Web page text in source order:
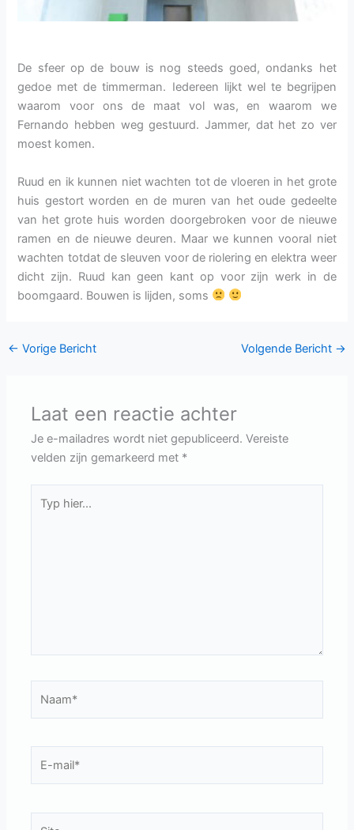
De sfeer op de bouw is nog steeds goed, ondanks het
gedoe met de timmerman. Iedereen lijkt wel te begrijpen
waarom voor ons de maat vol was, en waarom we
Fernando hebben weg gestuurd. Jammer, dat het zo ver
moest komen.
Ruud en ik kunnen niet wachten tot de vloeren in het grote
huis gestort worden en de muren van het oude gedeelte
van het grote huis worden doorgebroken voor de nieuwe
ramen en de nieuwe deuren. Maar we kunnen vooral niet
wachten totdat de sleuven voor de riolering en elektra weer
dicht zijn. Ruud kan geen kant op voor zijn werk in de
boomgaard. Bouwen is lijden, soms
← Vorige Bericht Volgende Bericht →
Laat een reactie achter
Je e-mailadres wordt niet gepubliceerd. Vereiste
velden zijn gemarkeerd met *
hier...